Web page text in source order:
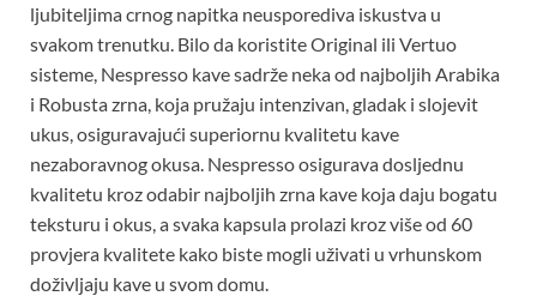
ljubiteljima crnog napitka neusporediva iskustva u
svakom trenutku. Bilo da koristite Original ili Vertuo
sisteme, Nespresso kave sadrže neka od najboljih Arabika
i Robusta zrna, koja pružaju intenzivan, gladak i slojevit
ukus, osiguravajući superiornu kvalitetu kave
nezaboravnog okusa. Nespresso osigurava dosljednu
kvalitetu kroz odabir najboljih zrna kave koja daju bogatu
teksturu i okus, a svaka kapsula prolazi kroz više od 60
provjera kvalitete kako biste mogli uživati u vrhunskom
doživljaju kave u svom domu.